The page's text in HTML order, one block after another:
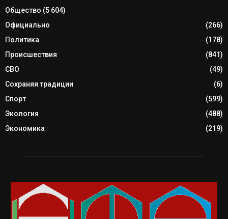
Общество (5 604)
Официально
(266)
Политика
(178)
Происшествия
(841)
СВО
(49)
Сохраняя традиции
(6)
Спорт
(599)
Экология
(488)
Экономика
(219)